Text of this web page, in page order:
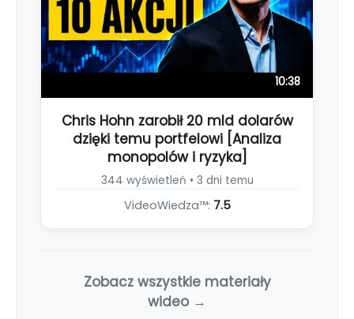
10:38
Chris Hohn zarobił 20 mld dolarów
dzięki temu portfelowi [Analiza
monopolów i ryzyka]
344 wyświetleń • 3 dni temu
VideoWiedza™: 7.5
Zobacz wszystkie materiały
wideo →